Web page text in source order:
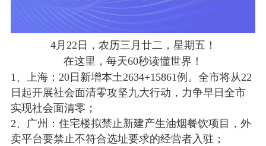
爆汗熊 卡卡动能素 无创溶斑术
美业357 芯诗妍 卡卡美业
每次200金币 点击购买
师 小熊水光
爆汗熊
脂
卡卡动能素
皇斯普拉雅
4月22日，农历三月廿二，星期五！
在这里，每天60秒读懂世界！
1、上海：20日新增本土2634+15861例。全市将从22
日起开展社会面清零攻坚九大行动，力争早日全市
实现社会面清零；
2、广州：住宅楼拟禁止新建产生油烟餐饮项目，外
卖平台要禁止不符合选址要求的经营者入驻；